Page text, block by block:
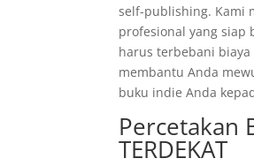
self-publishing. Kami
profesional yang siap
harus terbebani
membantu Anda
buku indie Anda
Percetakan
TERDEKAT